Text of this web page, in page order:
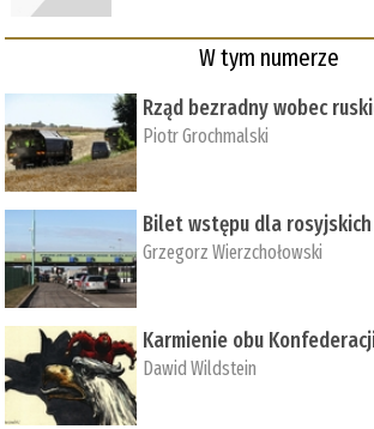
W tym numerze
Rząd bezradny wobec
Piotr Grochmalski
Bilet wstępu dla
Grzegorz Wierzchołowski
Karmienie obu
Dawid Wildstein